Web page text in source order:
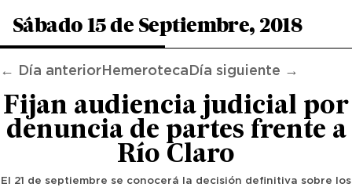
Sábado 15 de Septiembre, 2018
← Día anterior Hemeroteca Día siguiente →
Fijan audiencia judicial por
denuncia de partes frente a
Río Claro
El 21 de septiembre se conocerá la decisión definitiva sobre los